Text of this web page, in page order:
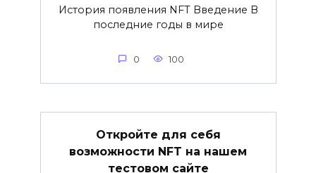
История появления NFT Введение В
последние годы в мире
0 100
Откройте для себя
возможности NFT на нашем
тестовом сайте